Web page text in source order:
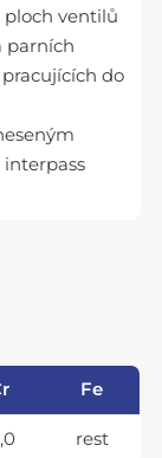
ploch ventilů
parních
do
Fe
rest